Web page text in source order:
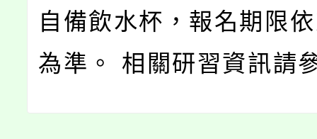
自備飲水杯，報名期限
為準。 相關研習資訊請